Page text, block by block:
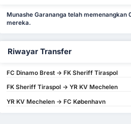
Munashe Garananga telah memenangkan
mereka.
Riwayar Transfer
FC Dinamo Brest -> FK Sheriff Tiraspol
FK Sheriff Tiraspol -> YR KV Mechelen
YR KV Mechelen -> FC København